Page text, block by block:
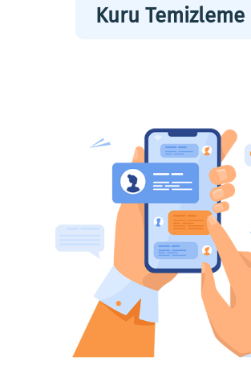
Kuru Temizleme